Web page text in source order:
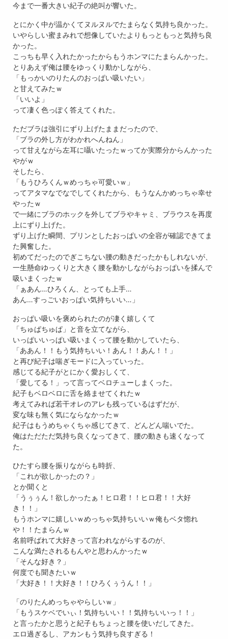
今まで一番大きい紀子の絶叫が響いた。
とにかく中が温かくてヌルヌルでたまらなく気持ち良かった。
いやらしい蜜まみれで想像していたよりもっともっと気持ち良
かった。
こっちも早く入れたかったからもうホンマにたまらんかった。
とりあえず俺は腰をゆっくり動かしながら、
「もっかいのりたんのおっぱい吸いたい」
と甘えてみたｗ
「いいよ」
って凄く色っぽく答えてくれた。
ただブラは強引にずり上げたままだったので、
「ブラの外し方がわかれへんねん」
って甘えながら左耳に囁いたったｗってか実際分からんかった
やがｗ
そしたら、
「もうひろくんｗめっちゃ可愛いｗ」
ってアタマなでなでしてくれたから、もうなんかめっちゃ幸せ
やったｗ
で一緒にブラのホックを外してブラやキャミ、ブラウスを再度
上にずり上げた。
ずり上げた瞬間、プリンとしたおっぱいの全容が確認できてま
た興奮した。
初めてだったのでぎこちない腰の動きだったかもしれないが、
一生懸命ゆっくりと大きく腰を動かしながらおっぱいを揉んで
吸いまくったｗ
「ぁあん…ひろくん、とっても上手…
あん…すっごいおっぱい気持ちいい…」
おっぱい吸いを褒められたのが凄く嬉しくて
「ちゅぱちゅぱ」と音を立てながら、
いっぱいいっぱい吸いまくって腰を動かしていたら、
「ああん！！もう気持ちいい！あん！！あん！！」
と再び紀子は喘ぎモードに入っていった。
感じてる紀子がとにかく愛おしくて、
「愛してる！」って言ってベロチューしまくった。
紀子もベロベロに舌を絡ませてくれたｗ
考えてみれば若干オレのアレも残っているはずだが、
変な味も無く気にならなかったｗ
紀子はもうめちゃくちゃ感じてきて、どんどん喘いでた。
俺はただただ気持ち良くなってきて、腰の動きも速くなって
た。
ひたすら腰を振りながらも時折、
「これが欲しかったの？」
とか聞くと
「うぅぅん！欲しかったぁ！ヒロ君！！ヒロ君！！大好
き！！」
もうホンマに嬉しいｗめっちゃ気持ちいいｗ俺もベタ惚れ
や！！たまらんｗ
名前呼ばれて大好きって言われながらするのが、
こんな満たされるもんやと思わんかったｗ
「そんな好き？」
何度でも聞きたいｗ
「大好き！！大好き！！ひろくぅうん！！」
「のりたんめっちゃやらしいｗ」
「もうスケベでいぃ！気持ちいい！！気持ちいいっ！！」
と言ったかと思うと紀子もちょっと腰を使いだしてきた。
エロ過ぎるし、アカンもう気持ち良すぎる！